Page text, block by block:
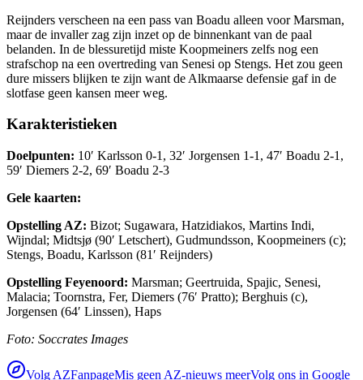
Reijnders verscheen na een pass van Boadu alleen voor Marsman,
maar de invaller zag zijn inzet op de binnenkant van de paal
belanden. In de blessuretijd miste Koopmeiners zelfs nog een
strafschop na een overtreding van Senesi op Stengs. Het zou geen
dure missers blijken te zijn want de Alkmaarse defensie gaf in de
slotfase geen kansen meer weg.
Karakteristieken
Doelpunten: 10′ Karlsson 0-1, 32′ Jorgensen 1-1, 47′ Boadu 2-1,
59′ Diemers 2-2, 69′ Boadu 2-3
Gele kaarten:
Opstelling AZ: Bizot; Sugawara, Hatzidiakos, Martins Indi,
Wijndal; Midtsjø (90′ Letschert), Gudmundsson, Koopmeiners (c);
Stengs, Boadu, Karlsson (81′ Reijnders)
Opstelling Feyenoord: Marsman; Geertruida, Spajic, Senesi,
Malacia; Toornstra, Fer, Diemers (76′ Pratto); Berghuis (c),
Jorgensen (64′ Linssen), Haps
Foto: Soccrates Images
Volg AZFanpageMis geen AZ-nieuws meerVolg ons in Google